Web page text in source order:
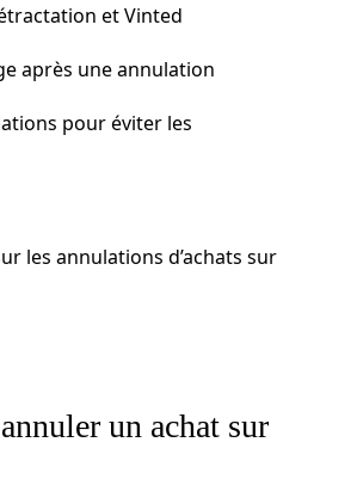
et Vinted
après une annulation
pour éviter les
les annulations d’achats sur
un achat sur